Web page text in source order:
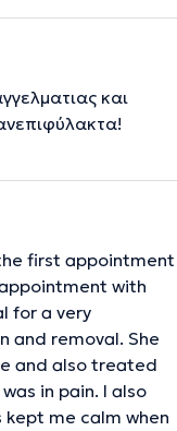
και
first appointment
with
for a very
and removal. She
and also treated
in pain. I also
me calm when